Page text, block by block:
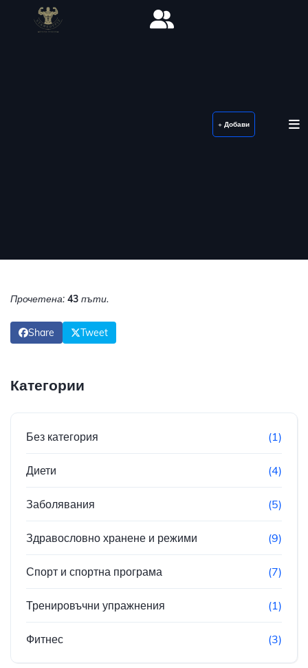
+ Добави
Прочетена: 43 пъти.
Share Tweet
Категории
Без категория (1)
Диети (4)
Заболявания (5)
Здравословно хранене и режими (9)
Спорт и спортна програма (7)
Тренировъчни упражнения (1)
Фитнес (3)